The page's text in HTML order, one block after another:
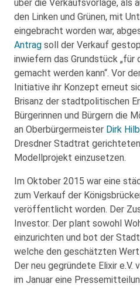
über die Verkaufsvorlage, als
den Linken und Grünen, mit
eingebracht worden war,
Antrag soll der Verkauf
inwiefern das Grundstück „für
gemacht werden kann“. Vor
Initiative ihr Konzept erneut
Brisanz der stadtpolitischen
Bürgerinnen und Bürgern die
an Oberbürgermeister Dirk
Dresdner Stadtrat gerichteten
Modellprojekt einzusetzen.
Im Oktober 2015 war eine
zum Verkauf der
veröffentlicht worden. Der
Investor. Der plant sowohl
einzurichten und bot der
welche den geschätzten
Der neu gegründete Elixir
im Januar eine